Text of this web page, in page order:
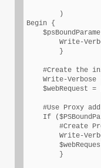
        )
Begin {
Write-
        }
#Create the
Write-
$webRequest =
#Use Proxy
If
#Create
Write-
        }